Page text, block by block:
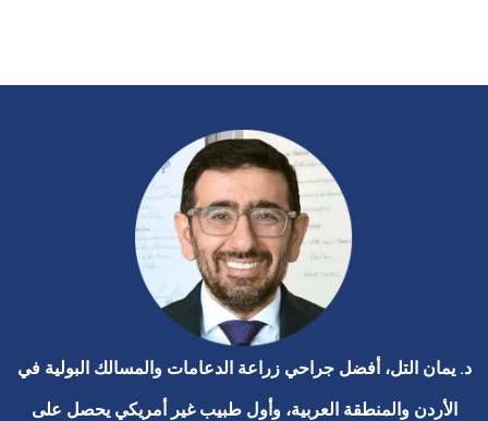
د. يمان التل، أفضل جراحي زراعة الدعامات والمسالك البولية في
الأردن والمنطقة العربية، وأول طبيب غير أمريكي يحصل على